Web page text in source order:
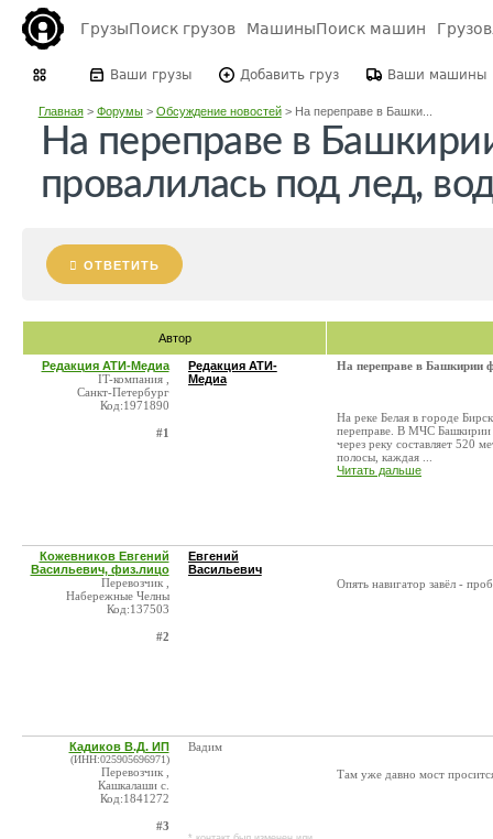
ГрузыПоиск грузов МашиныПоиск машин
Ваши грузы Добавить груз Ваши машины
Главная> Форумы> Обсуждение новостей> На переправе в Башки...
На переправе в
провалилась под лед,
ОТВЕТИТЬ
Автор
Редакция АТИ-Медиа
IT-компания ,
Санкт-Петербург
Код:1971890
#1
Редакция АТИ-
Медиа
На переправе в Башкирии
На реке Белая в городе
переправе. В МЧС Башкирии
через реку составляет 520
полосы, каждая ...
Читать дальше
Кожевников Евгений
Васильевич, физ.лицо
Перевозчик ,
Набережные Челны
Код:137503
#2
Евгений
Васильевич
Опять навигатор завёл -
Кадиков В.Д. ИП
(ИНН:025905696971)
Перевозчик ,
Кашкалаши с.
Код:1841272
#3
Вадим
Там уже давно мост